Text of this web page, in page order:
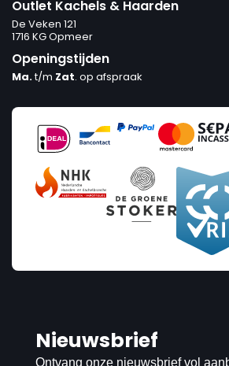
Outlet Kachels & Haarden
De Veken 121
1716 KG Opmeer
Openingstijden
Ma.t/m Zat. op afspraak
Nieuwsbrief
Ontvang onze nieuwsbrief vol